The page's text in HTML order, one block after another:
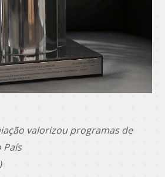
valorizou programas de
País